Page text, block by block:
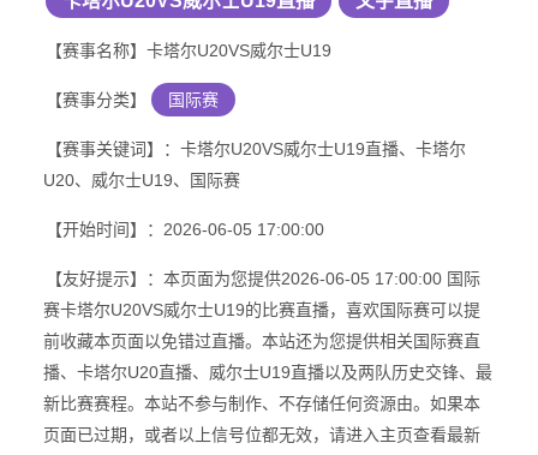
【赛事名称】卡塔尔U20VS威尔士U19
【赛事分类】 国际赛
【赛事关键词】：卡塔尔U20VS威尔士U19直播、卡塔尔
U20、威尔士U19、国际赛
【开始时间】：2026-06-05 17:00:00
【友好提示】：本页面为您提供2026-06-05 17:00:00 国际
赛卡塔尔U20VS威尔士U19的比赛直播，喜欢国际赛可以提
前收藏本页面以免错过直播。本站还为您提供相关国际赛直
播、卡塔尔U20直播、威尔士U19直播以及两队历史交锋、最
新比赛赛程。本站不参与制作、不存储任何资源由。如果本
页面已过期，或者以上信号位都无效，请进入主页查看最新